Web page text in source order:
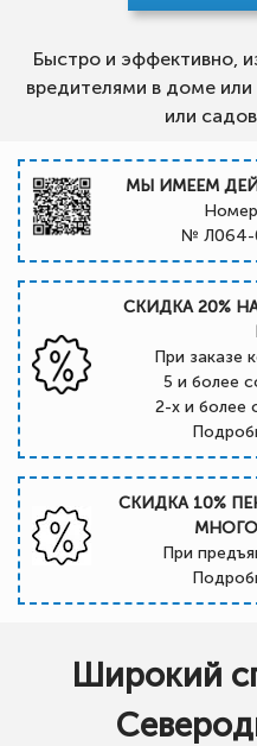
Быстро и эффективно,
вредителями в доме или
или
МЫ ИМЕЕМ
Номер
№ Л064-
СКИДКА 20%
При заказе
5 и более
2-х и более
СКИДКА 10%
При
Широкий